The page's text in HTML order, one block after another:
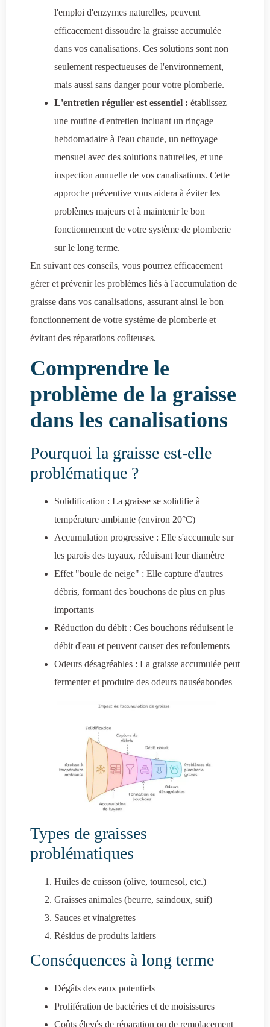
l'emploi d'enzymes naturelles, peuvent
efficacement dissoudre la graisse accumulée
dans vos canalisations. Ces solutions sont non
seulement respectueuses de l'environnement,
mais aussi sans danger pour votre plomberie.
L'entretien régulier est essentiel : établissez
une routine d'entretien incluant un rinçage
hebdomadaire à l'eau chaude, un nettoyage
mensuel avec des solutions naturelles, et une
inspection annuelle de vos canalisations. Cette
approche préventive vous aidera à éviter les
problèmes majeurs et à maintenir le bon
fonctionnement de votre système de plomberie
sur le long terme.
En suivant ces conseils, vous pourrez efficacement
gérer et prévenir les problèmes liés à l'accumulation de
graisse dans vos canalisations, assurant ainsi le bon
fonctionnement de votre système de plomberie et
évitant des réparations coûteuses.
Comprendre le
problème de la graisse
dans les canalisations
Pourquoi la graisse est-elle
problématique ?
Solidification : La graisse se solidifie à
température ambiante (environ 20°C)
Accumulation progressive : Elle s'accumule sur
les parois des tuyaux, réduisant leur diamètre
Effet "boule de neige" : Elle capture d'autres
débris, formant des bouchons de plus en plus
importants
Réduction du débit : Ces bouchons réduisent le
débit d'eau et peuvent causer des refoulements
Odeurs désagréables : La graisse accumulée peut
fermenter et produire des odeurs nauséabondes
Types de graisses
problématiques
Huiles de cuisson (olive, tournesol, etc.)
Graisses animales (beurre, saindoux, suif)
Sauces et vinaigrettes
Résidus de produits laitiers
Conséquences à long terme
Dégâts des eaux potentiels
Prolifération de bactéries et de moisissures
Coûts élevés de réparation ou de remplacement